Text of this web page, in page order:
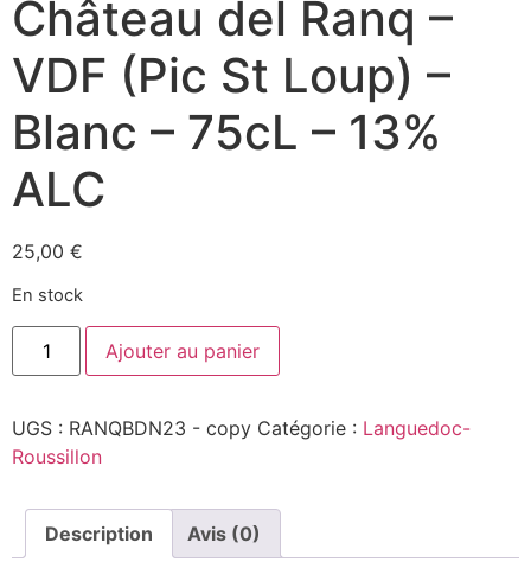
Château del Ranq –
VDF (Pic St Loup) –
Blanc – 75cL – 13%
ALC
25,00 €
En stock
quantité
Blanc
2024
-
Château
Ranq
VDF
(Pic
Ajouter au panier
UGS : RANQBDN23 - copy Catégorie : Languedoc-
Roussillon
Description Avis (0)